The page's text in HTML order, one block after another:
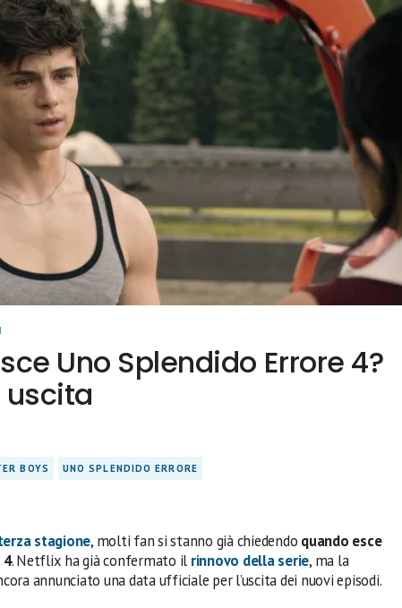
Uno Splendido Errore 4?
uscita
BOYS UNO SPLENDIDO ERRORE
stagione, molti fan si stanno già chiedendo quando esce
4. Netflix ha già confermato il rinnovo della serie, ma la
annunciato una data ufficiale per l’uscita dei nuovi episodi.